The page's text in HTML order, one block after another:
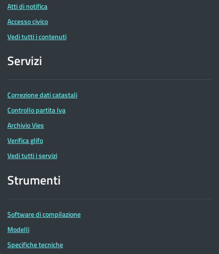
Atti di notifica
Accesso civico
Vedi tutti i contenuti
Servizi
Correzione dati catastali
Controllo partita Iva
Archivio Vies
Verifica glifo
Vedi tutti i servizi
Strumenti
Software di compilazione
Modelli
Specifiche tecniche